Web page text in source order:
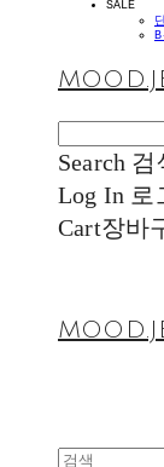
SALE
Search 검
Log In 로
Cart장바